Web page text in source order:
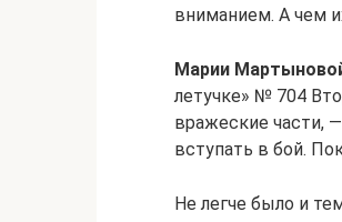
вниманием. А чем
Марии
летучке» № 704
вражеские части,
вступать в бой.
Не легче было и